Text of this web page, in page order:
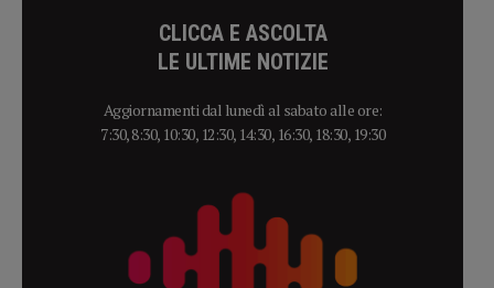
CLICCA E ASCOLTA
LE ULTIME NOTIZIE
Aggiornamenti dal lunedì al sabato alle ore:
7:30, 8:30, 10:30, 12:30, 14:30, 16:30, 18:30, 19:30